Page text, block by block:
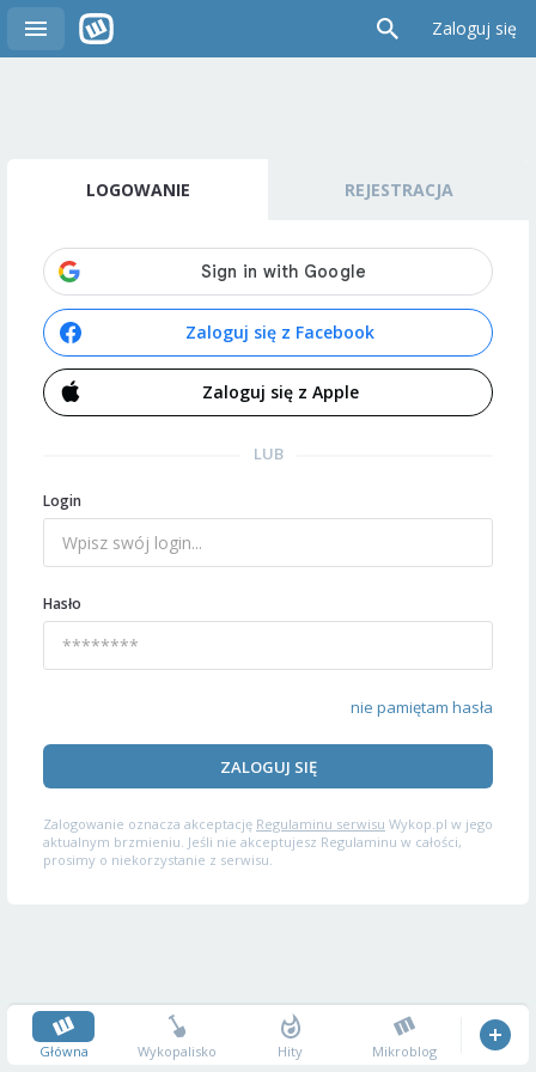
Zaloguj się
LOGOWANIE REJESTRACJA
Zaloguj się z Facebook
Zaloguj się z Apple
LUB
Login
Hasło
nie pamiętam hasła
ZALOGUJ SIĘ
Zalogowanie oznacza akceptację Regulaminu serwisu Wykop.pl w jego
aktualnym brzmieniu. Jeśli nie akceptujesz Regulaminu w całości,
prosimy o niekorzystanie z serwisu.
Główna Wykopalisko Hity Mikroblog